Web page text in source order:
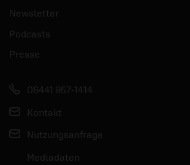
Newsletter
Podcasts
Presse
06441 957-1414
Kontakt
Nutzungsanfrage
Mediadaten